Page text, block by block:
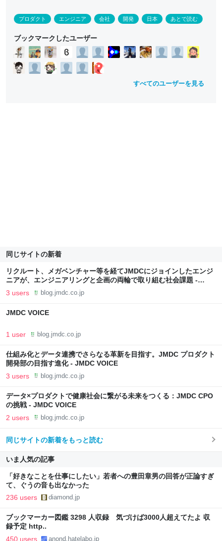
プロダクト エンジニア 会社 開発 日本 あとで読む
ブックマークしたユーザー
すべてのユーザーを見る
同じサイトの新着
リクルート、メガベンチャー等を経てJMDCにジョインしたエンジ
ニアが、エンジニアリングと企画の両輪で取り組む社会課題 -
JMDC VOICE
3 users blog.jmdc.co.jp
JMDC VOICE
1 user blog.jmdc.co.jp
仕組み化とデータ連携でさらなる革新を目指す。JMDC プロダクト
開発部の目指す進化 - JMDC VOICE
3 users blog.jmdc.co.jp
データ×プロダクトで健康社会に繋がる未来をつくる：JMDC CPO
の挑戦 - JMDC VOICE
2 users blog.jmdc.co.jp
同じサイトの新着をもっと読む
いま人気の記事
「好きなことを仕事にしたい」若者への豊田章男の回答が正論すぎ
て、ぐうの音も出なかった
236 users diamond.jp
ブックマーカー図鑑 3298 人収録 気づけば3000人超えてたよ 収
録予定 http..
450 users anond.hatelabo.jp